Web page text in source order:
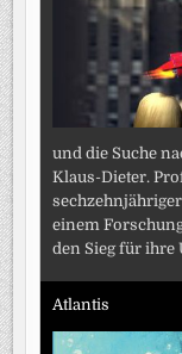
und die Suche
Klaus-Dieter.
einem
den Sieg für
Atlantis